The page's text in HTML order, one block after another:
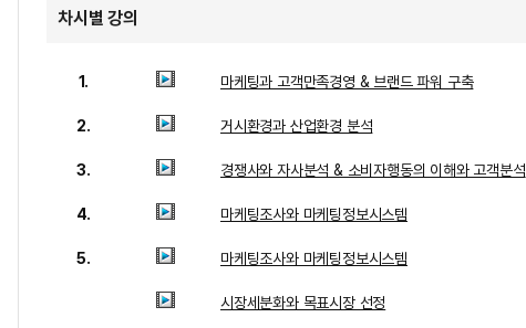
차시별 강의
1. 마케팅과 고객만족경영 & 브랜드 파워 구축
2. 거시환경과 산업환경 분석
3. 경쟁사와 자사분석 & 소비자행동의 이해와 고객분석
4. 마케팅조사와 마케팅정보시스템
5. 마케팅조사와 마케팅정보시스템
시장세분화와 목표시장 선정